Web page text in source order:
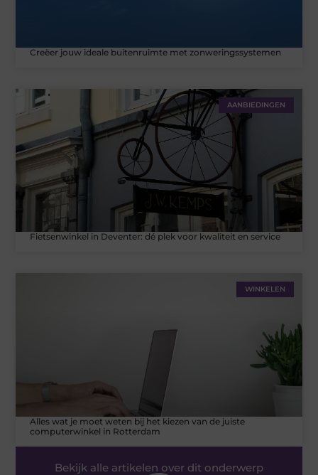
Creëer jouw ideale buitenruimte met zonweringssystemen
AANBIEDINGEN
Fietsenwinkel in Deventer: dé plek voor kwaliteit en service
WINKELEN
Alles wat je moet weten bij het kiezen van de juiste
computerwinkel in Rotterdam
Bekijk alle artikelen over dit onderwerp